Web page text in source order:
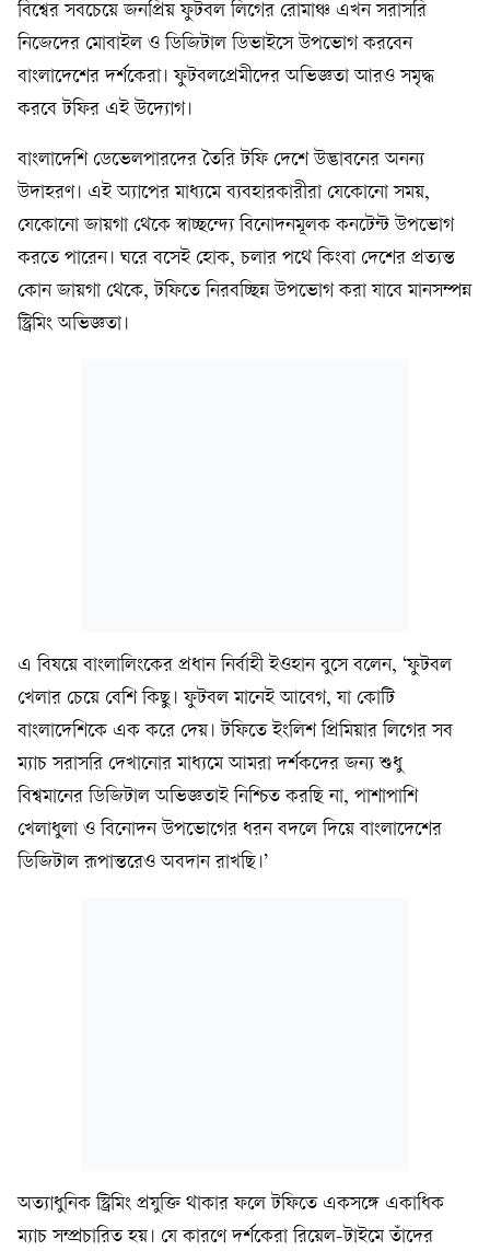
বিশ্বের সবচেয়ে জনপ্রিয় ফুটবল লিগের রোমাঞ্চ এখন সরাসরি
নিজেদের মোবাইল ও ডিজিটাল ডিভাইসে উপভোগ করবেন
বাংলাদেশের দর্শকেরা। ফুটবলপ্রেমীদের অভিজ্ঞতা আরও সমৃদ্ধ
করবে টফির এই উদ্যোগ।
বাংলাদেশি ডেভেলপারদের তৈরি টফি দেশে উদ্ভাবনের অনন্য
উদাহরণ। এই অ্যাপের মাধ্যমে ব্যবহারকারীরা যেকোনো সময়,
যেকোনো জায়গা থেকে স্বাচ্ছন্দ্যে বিনোদনমূলক কনটেন্ট উপভোগ
করতে পারেন। ঘরে বসেই হোক, চলার পথে কিংবা দেশের প্রত্যন্ত
কোন জায়গা থেকে, টফিতে নিরবচ্ছিন্ন উপভোগ করা যাবে মানসম্পন্ন
স্ট্রিমিং অভিজ্ঞতা।
এ বিষয়ে বাংলালিংকের প্রধান নির্বাহী ইওহান বুসে বলেন, ‘ফুটবল
খেলার চেয়ে বেশি কিছু। ফুটবল মানেই আবেগ, যা কোটি
বাংলাদেশিকে এক করে দেয়। টফিতে ইংলিশ প্রিমিয়ার লিগের সব
ম্যাচ সরাসরি দেখানোর মাধ্যমে আমরা দর্শকদের জন্য শুধু
বিশ্বমানের ডিজিটাল অভিজ্ঞতাই নিশ্চিত করছি না, পাশাপাশি
খেলাধুলা ও বিনোদন উপভোগের ধরন বদলে দিয়ে বাংলাদেশের
ডিজিটাল রূপান্তরেও অবদান রাখছি।’
অত্যাধুনিক স্ট্রিমিং প্রযুক্তি থাকার ফলে টফিতে একসঙ্গে একাধিক
ম্যাচ সম্প্রচারিত হয়। যে কারণে দর্শকেরা রিয়েল-টাইমে তাঁদের